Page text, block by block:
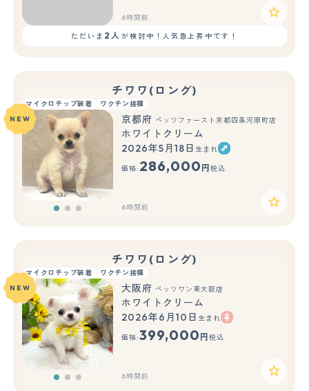
6時間前
ただいま 2人 が検討中！人気急上昇中です！
チワワ(ロング)
マイクロチップ装着 ワクチン接種
もっと見る
NEW 京都府 ペッツファースト京都四条河原町店
ホワイトクリーム
2026年5月18日 生まれ
価格: 286,000 円 税込
6時間前
チワワ(ロング)
マイクロチップ装着 ワクチン接種
もっと見る
NEW 大阪府 ペッツワン東大阪店
ホワイトクリーム
2026年6月10日 生まれ
価格:399,000 円 税込
6時間前